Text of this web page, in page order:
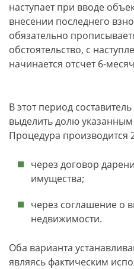
наступает при вводе
внесении последнего
обязательно
обстоятельство, с
начинается отсчет 6-
В этот период
выделить долю
Процедура производится
через договор
имущества;
через соглашение о
недвижимости.
Оба варианта
являясь фактическим